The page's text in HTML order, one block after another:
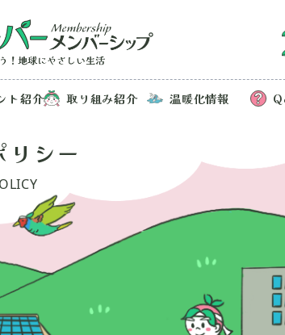
ト紹介 取り組み紹介 温暖化情報
リシー